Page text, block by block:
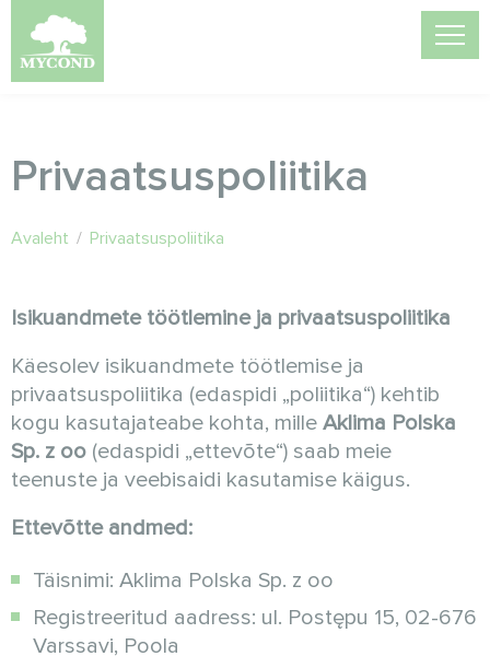
Privaatsuspoliitika
Avaleht / Privaatsuspoliitika
Isikuandmete töötlemine ja privaatsuspoliitika
Käesolev isikuandmete töötlemise ja
privaatsuspoliitika (edaspidi „poliitika“) kehtib
kogu kasutajateabe kohta, mille Aklima Polska
Sp. z oo (edaspidi „ettevõte“) saab meie
teenuste ja veebisaidi kasutamise käigus.
Ettevõtte andmed:
Täisnimi: Aklima Polska Sp. z oo
Registreeritud aadress: ul. Postępu 15, 02-676
Varssavi, Poola